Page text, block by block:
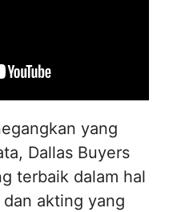
yang
Dallas Buyers
terbaik dalam hal
akting yang